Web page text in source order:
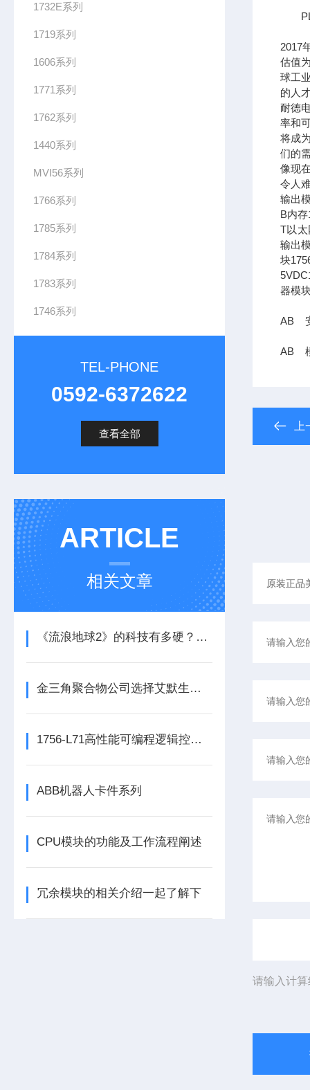
1732E系列
1719系列
1606系列
1771系列
1762系列
1440系列
MVI56系列
1766系列
1785系列
1784系列
1783系列
1746系列
TEL-PHONE
0592-6372622
查看全部
ARTICLE
相关文章
《流浪地球2》的科技有多硬？工业移动机器人首登大银幕
金三角聚合物公司选择艾默生为其新建工厂提供设备数字自动化技术以及软件
1756-L71高性能可编程逻辑控制器的常见维护保养方法分享
ABB机器人卡件系列
CPU模块的功能及工作流程阐述
冗余模块的相关介绍一起了解下
PLC
2017
估值
球工
的人
耐德
率和
将成
们的
像现
令人
输出
B内
T以太
输出
块
器模
AB
AB
请输入计